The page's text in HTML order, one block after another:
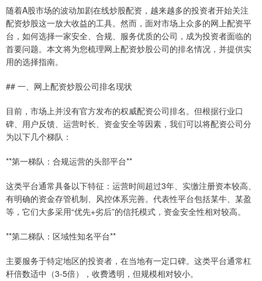
随着A股市场的波动加剧在线炒股配资，越来越多的投资者开始关注
配资炒股这一放大收益的工具。然而，面对市场上众多的网上配资平
台，如何选择一家安全、合规、服务优质的公司，成为投资者面临的
首要问题。本文将为您梳理网上配资炒股公司的排名情况，并提供实
用的选择指南。
## 一、网上配资炒股公司排名现状
目前，市场上并没有官方发布的权威配资公司排名。但根据行业口
碑、用户反馈、运营时长、资金安全等因素，我们可以将配资公司分
为以下几个梯队：
**第一梯队：合规运营的头部平台**
这类平台通常具备以下特征：运营时间超过3年、实缴注册资本较高、
有明确的资金存管机制、风控体系完善。代表性平台包括某牛、某盈
等，它们大多采用“优先+劣后”的信托模式，资金安全性相对较高。
**第二梯队：区域性知名平台**
主要服务于特定地区的投资者，在当地有一定口碑。这类平台通常杠
杆倍数适中（3-5倍），收费透明，但规模相对较小。